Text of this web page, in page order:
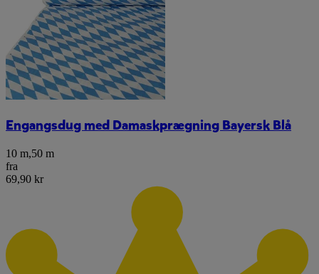
Engangsdug med Damaskprægning Bayersk Blå
10 m,50 m
fra
69,90 kr